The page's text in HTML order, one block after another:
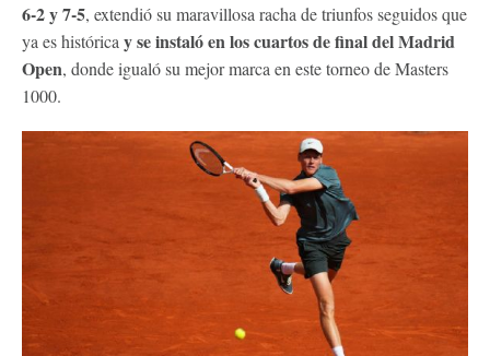
6-2 y 7-5, extendió su maravillosa racha de triunfos seguidos que
ya es histórica y se instaló en los cuartos de final del Madrid
Open, donde igualó su mejor marca en este torneo de Masters
1000.